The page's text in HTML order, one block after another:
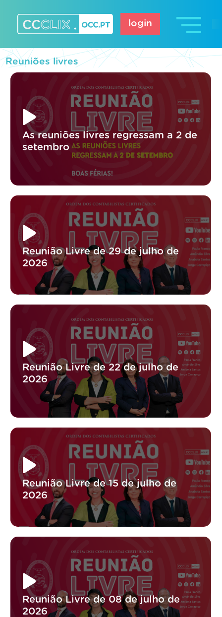
content
login
Reuniões livres
As reuniões livres regressam a 2 de
setembro
Reunião Livre de 29 de julho de
2026
Reunião Livre de 22 de julho de
2026
Reunião Livre de 15 de julho de
2026
Reunião Livre de 08 de julho de
2026